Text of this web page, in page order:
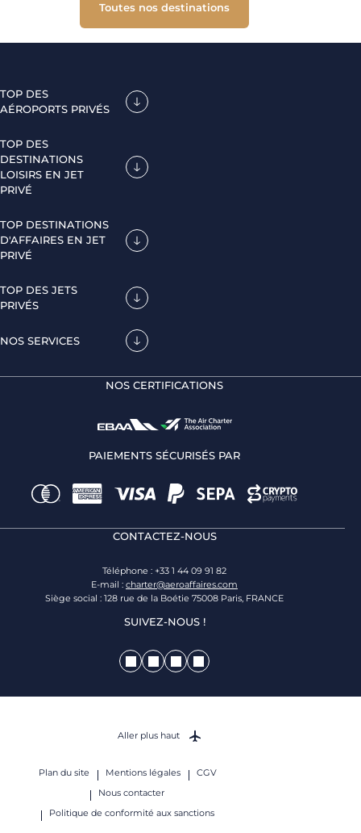
Toutes nos destinations
TOP DES
AÉROPORTS PRIVÉS
TOP DES
DESTINATIONS
LOISIRS EN JET
PRIVÉ
TOP DESTINATIONS
D'AFFAIRES EN JET
PRIVÉ
TOP DES JETS
PRIVÉS
NOS SERVICES
NOS CERTIFICATIONS
PAIEMENTS SÉCURISÉS PAR
CONTACTEZ-NOUS
Téléphone : +33 1 44 09 91 82
E-mail : charter@aeroaffaires.com
Siège social : 128 rue de la Boétie 75008 Paris, FRANCE
SUIVEZ-NOUS !
Plan du site Mentions légales
CGV
Nous contacter
Politique de conformité aux sanctions
Aller plus haut